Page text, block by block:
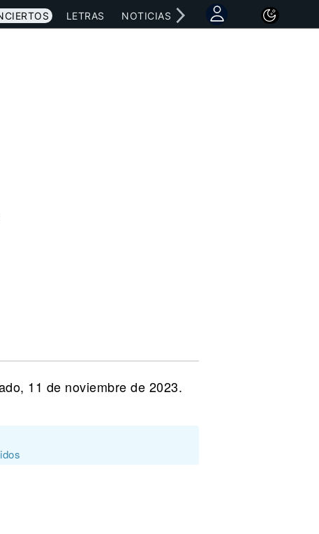
LETRAS NOTICIAS
11 de noviembre de 2023.